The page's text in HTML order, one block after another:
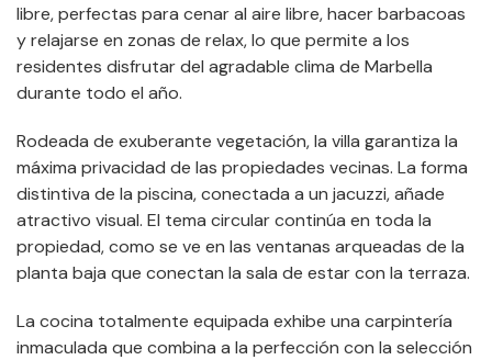
libre, perfectas para cenar al aire libre, hacer barbacoas
y relajarse en zonas de relax, lo que permite a los
residentes disfrutar del agradable clima de Marbella
durante todo el año.
Rodeada de exuberante vegetación, la villa garantiza la
máxima privacidad de las propiedades vecinas. La forma
distintiva de la piscina, conectada a un jacuzzi, añade
atractivo visual. El tema circular continúa en toda la
propiedad, como se ve en las ventanas arqueadas de la
planta baja que conectan la sala de estar con la terraza.
La cocina totalmente equipada exhibe una carpintería
inmaculada que combina a la perfección con la selección